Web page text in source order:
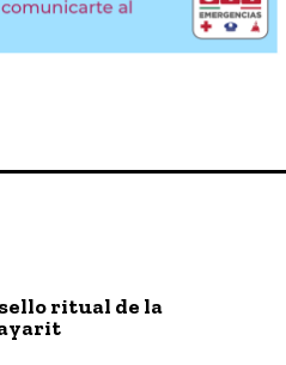
ritual de la